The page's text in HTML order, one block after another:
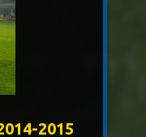
2015